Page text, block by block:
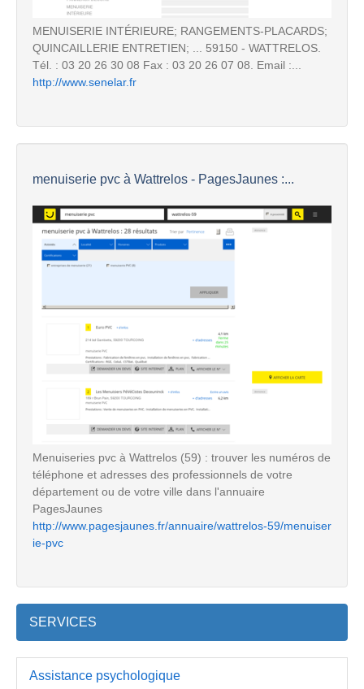
MENUISERIE INTÉRIEURE; RANGEMENTS-PLACARDS;
QUINCAILLERIE ENTRETIEN; ... 59150 - WATTRELOS.
Tél. : 03 20 26 30 08 Fax : 03 20 26 07 08. Email :...
http://www.senelar.fr
menuiserie pvc à Wattrelos - PagesJaunes :...
Menuiseries pvc à Wattrelos (59) : trouver les numéros de
téléphone et adresses des professionnels de votre
département ou de votre ville dans l'annuaire
PagesJaunes
http://www.pagesjaunes.fr/annuaire/wattrelos-59/menuiser
ie-pvc
SERVICES
Assistance psychologique